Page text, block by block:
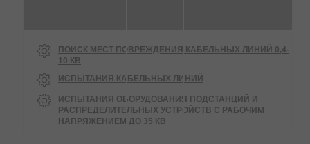
ПОИСК МЕСТ ПОВРЕЖДЕНИЯ КАБЕЛЬНЫХ ЛИНИЙ 0,4-
10 КВ
ИСПЫТАНИЯ КАБЕЛЬНЫХ ЛИНИЙ
ИСПЫТАНИЯ ОБОРУДОВАНИЯ ПОДСТАНЦИЙ И
РАСПРЕДЕЛИТЕЛЬНЫХ УСТРОЙСТВ С РАБОЧИМ
НАПРЯЖЕНИЕМ ДО 35 КВ